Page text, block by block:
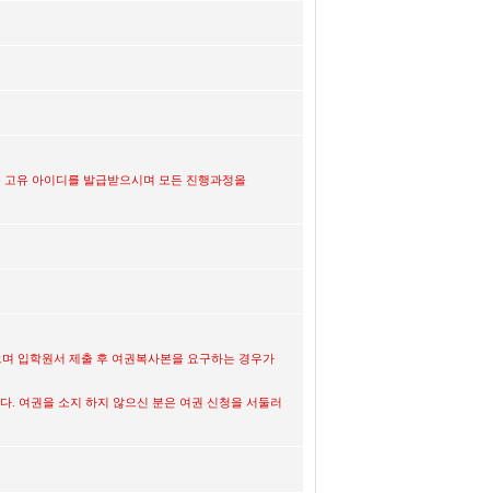
유 아이디를 발급받으시며 모든 진행과정을
입학원서 제출 후 여권복사본을 요구하는 경우가
. 여권을 소지 하지 않으신 분은 여권 신청을 서둘러